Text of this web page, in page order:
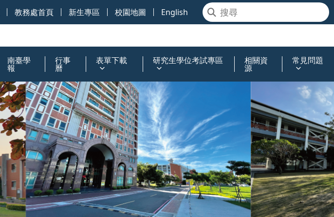
教務處首頁 新生專區 校園地圖 English
南臺學
報
行事
曆
表單下載 研究生學位考試專區 相關資
源
常見問題